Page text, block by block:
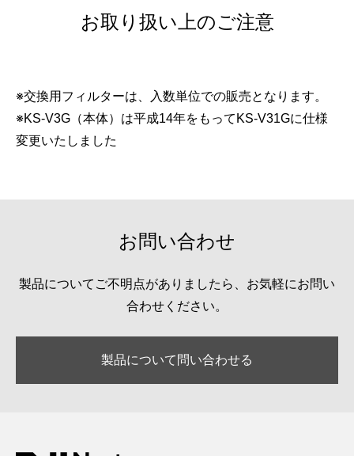
お取り扱い上のご注意
※交換用フィルターは、入数単位での販売となります。
※KS-V3G（本体）は平成14年をもってKS-V31Gに仕様
変更いたしました
お問い合わせ
製品についてご不明点がありましたら、お気軽にお問い
合わせください。
製品について問い合わせる